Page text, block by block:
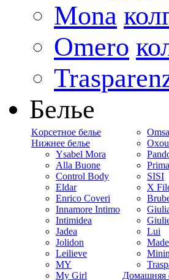
Mona
Omero
Белье
Kорсетное белье
Нижнее белье
Ysabel Mora
Alla Buone
Control Body
Eldar
Enrico Coveri
Innamore Intimo
Intimidea
Jadea
Jolidon
Leilieve
MY
My Girl
Omsa
SISI
X
Lui
Домашняя